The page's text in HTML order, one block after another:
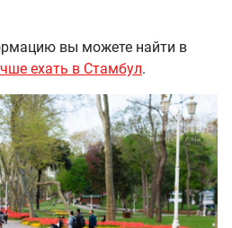
вы можете найти в
ехать в Стамбул.